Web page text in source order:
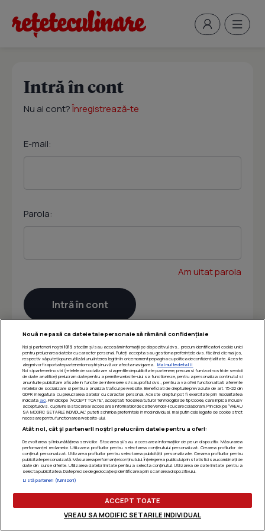
Intră în cont
Nu ai cont?Înregistrează-te
E-mail:
Parola:
Am uitat parola
Nouă ne pasă ca datele tale personale să rămână confidențiale
Noi și partenerii noștri 1019stocăm și/sau accesăm informații pe dispozitivul dvs., precum identificatorii cookie unici
pentru prelucrarea datelor cu caracter personal. Puteți accepta sau gestiona preferințele dvs. făcând clic mai jos,
respectiv vă puteți opune utilizării unui interes legitim în orice moment pe pagina cu politica de confidențialitate. Aceste
alegeri vor fi raportate partenerilor noștri și nu vă vor afecta navigarea.
Mai multe detalii
Noi si partenerii nostri (retelele de socializare si agentiile de publicitate partenere, precum si furnizorii nostri de servicii
de date analitice) prelucram date pentru a permite website-ului sa functioneze, pentru a personaliza continutul si
anunturile publicitare afisate in functie de interesele si/sau profilul dvs., pentru a va oferi functionalitati aferente
retelelor de socializare si pentru a analiza traficul pe website. Beneficiati de drepturile prevazute de art. 15-22 din
GDPR in legatura cu prelucrarea datelor cu caracter personal. Aceste drepturi pot fi exercitate prin modalitatea
indicata aici. Prin click pe “ACCEPT TOATE”, acceptati folosirea tuturor Tehnologiilor de tip Cookie, care implica inclusiv
acceptul dvs. cu privire la stocarea/accesarea informatiilor de catre Vendor-ii cu care colaboram. Prin click pe “VREAU
SA MODIFIC SETARILE INDIVIDUAL” puteti schimba preferintele in mod individual, mai putin cele legate de cookie strict
necesare pentru functionarea website-ului.
Atât noi, cât și partenerii noștri prelucrăm datele pentru a oferi:
Dezvoltarea și îmbunătățirea serviciilor. Stocarea și/sau accesarea informațiilor de pe un dispozitiv. Măsurarea
performanței reclamelor. Utilizarea profilurilor pentru selectarea conținutului personalizat. Crearea profilurilor de
conținut personalizat. Utilizarea profilurilor pentru selectarea publicității personalizate. Crearea profilurilor pentru
publicitate personalizată. Măsurarea performanței conținutului. Înțelegerea publicului prin statistici sau combinații de
date din surse diferite. Utilizarea datelor limitate pentru a selecta conținutul. Utilizarea de date limitate pentru a
selecta publicitatea. Date precise de geolocație și identificarea prin scanarea dispozitivului.
Listă parteneri (furnizori)
ACCEPT TOATE
VREAU SA MODIFIC SETARILE INDIVIDUAL